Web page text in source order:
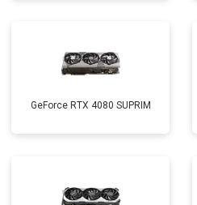
GeForce RTX 4080 SUPRIM